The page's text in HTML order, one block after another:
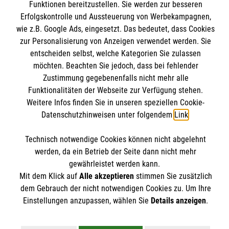
Spenden & Helfen
Angebote & Leistungen
Kursangebote
ktiv werden
Informationen
Kontakt
Presse und Medien
Datenschutz
Barrierefreiheit
Malteser online
Malteserorden
Malteser International
Mediathek
Sharepoint
Empfänger: Malteser Hilfsdienst e.V.
IBAN: DE90 6005 0101 0001 2706 88
BIC: SOLADEST600
Der Malteser Hilfsdienst e.V. ist als eingetragene
gemeinnützige Organisation von der Körperschaft- und
Gewerbesteuer befreit.
Funktionen bereitzustellen. Sie werden zur besseren
Erfolgskontrolle und Aussteuerung von Werbekampagnen,
wie z.B. Google Ads, eingesetzt. Das bedeutet, dass Cookies
zur Personalisierung von Anzeigen verwendet werden. Sie
entscheiden selbst, welche Kategorien Sie zulassen
möchten. Beachten Sie jedoch, dass bei fehlender
Zustimmung gegebenenfalls nicht mehr alle
Funktionalitäten der Webseite zur Verfügung stehen.
Weitere Infos finden Sie in unseren speziellen Cookie-
Datenschutzhinweisen unter folgendem Link.
Technisch notwendige Cookies können nicht abgelehnt
werden, da ein Betrieb der Seite dann nicht mehr
gewährleistet werden kann.
Mit dem Klick auf Alle akzeptierenstimmen Sie zusätzlich
dem Gebrauch der nicht notwendigen Cookies zu. Um Ihre
Einstellungen anzupassen, wählen Sie Details anzeigen.